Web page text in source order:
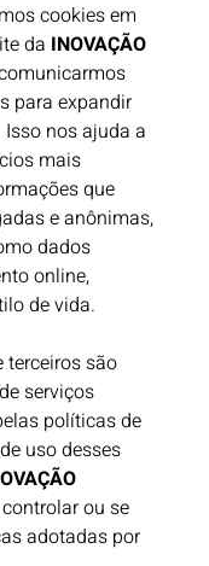
cookies em
da INOVAÇÃO
para expandir
nos ajuda a
mais
que
e anônimas,
dados
online,
de vida.
terceiros são
serviços
políticas de
uso desses
ou se
adotadas por